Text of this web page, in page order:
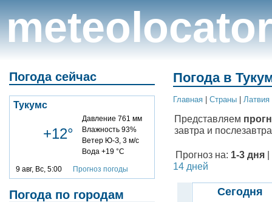
meteolocator
Погода сейчас
Тукумс
+12°
Давление 761 мм
Влажность 93%
Ветер Ю-З, 3 м/с
Вода +19 °C
9 авг, Вс, 5:00 Прогноз погоды
Погода по городам
Погода в
Главная Cтраны Латвия
Представляем
завтра и
Прогноз на: 1-3 дня
14 дней
Сегодня